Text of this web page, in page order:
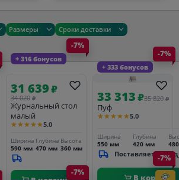
Размеры
Сроки доставки
+ 316 бонусов
-7%
31 639₽
34 020 ₽
Журнальный стол
малый
★★★★★5.0
Ширина
590 мм
Глубина
470 мм
Высота
360 мм
+ 333 бонусов
-7%
33 313₽35 820 ₽
Пуф
★★★★★5.0
Ширина
550 мм
Глубина
420 мм
В корзину
-7%
-7%